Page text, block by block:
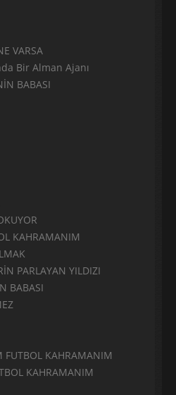
VARSA
Bir Alman Ajanı
BABASI
KAHRAMANIM
PARLAYAN YILDIZI
BABASI
FUTBOL KAHRAMANIM
KAHRAMANIM